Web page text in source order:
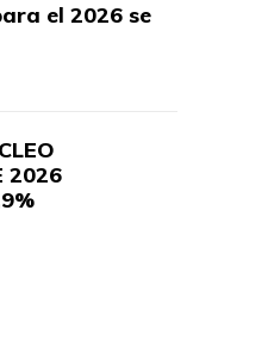
el 2026 se
2026